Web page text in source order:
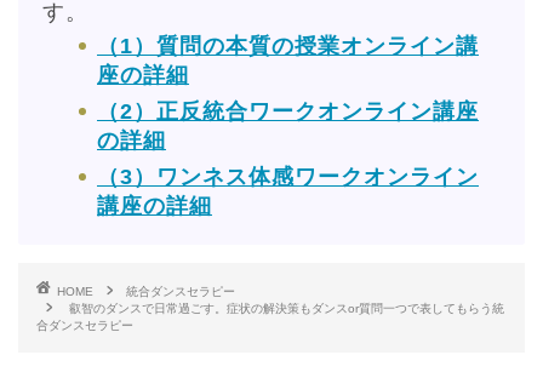
す。
（1）質問の本質の授業オンライン講
座の詳細
（2）正反統合ワークオンライン講座
の詳細
（3）ワンネス体感ワークオンライン
講座の詳細
HOME
統合ダンスセラピー
叡智のダンスで日常過ごす。症状の解決策もダンスor質問一つで表してもらう統
合ダンスセラピー